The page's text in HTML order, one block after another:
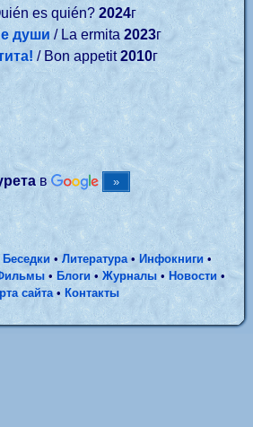
es quién? 2024г
души / La ermita2023г
/ Bon appetit2010г
в
Беседки• Литература• Инфокниги •
• Блоги • Журналы • Новости •
сайта• Контакты